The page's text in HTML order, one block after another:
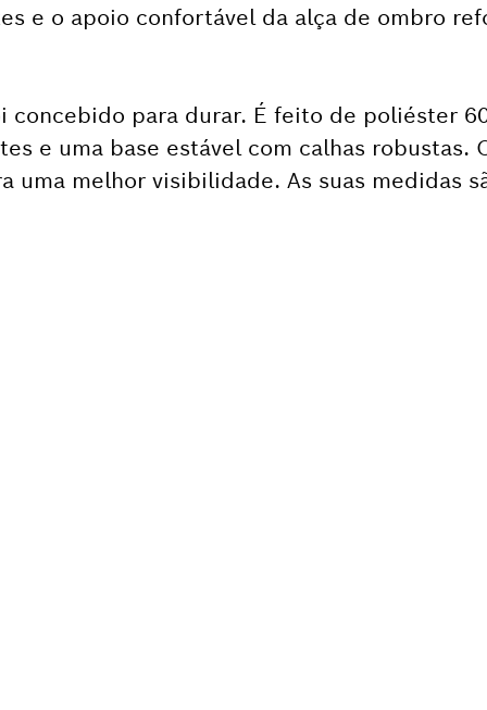
e o apoio confortável da alça de ombro
concebido para durar. É feito de poliéster
e uma base estável com calhas robustas.
uma melhor visibilidade. As suas medidas